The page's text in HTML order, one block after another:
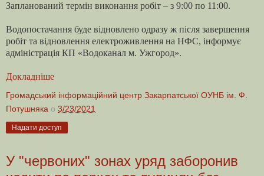
Запланований термін виконання робіт – з 9:00 по 11:00.
Водопостачання буде відновлено одразу ж після завершення
робіт та відновлення електроживлення на НФС, інформує
адміністрація КП «Водоканал м. Ужгород».
Докладніше
Громадський інформаційний центр Закарпатської ОУНБ ім. Ф.
Потушняка о 3/23/2021
Надати доступ
У "червоних" зонах уряд заборонив